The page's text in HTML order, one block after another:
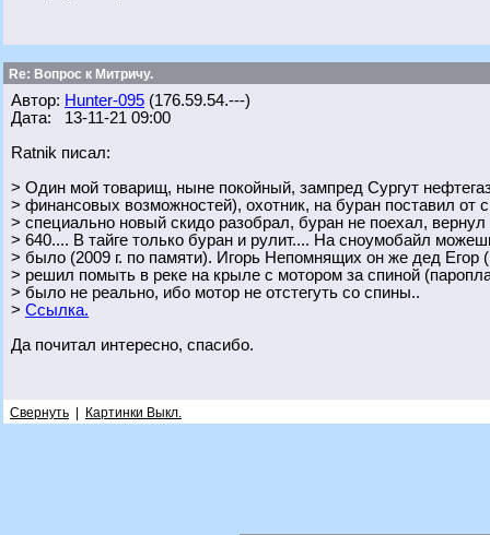
Re: Вопрос к Митричу.
Автор: Hunter-095 (176.59.54.---)
Дата: 13-11-21 09:00
Ratnik писал:
> Один мой товарищ, ныне покойный, зампред Сургут
> финансовых возможностей), охотник, на буран поставил от
> специально новый скидо разобрал, буран не поехал, вернул
> 640.... В тайге только буран и рулит.... На сноумобайл
> было (2009 г. по памяти). Игорь Непомнящих он же дед Егор
> решил помыть в реке на крыле с мотором за спиной
> было не реально, ибо мотор не отстегуть со спины..
> Ссылка.
Да почитал интересно, спасибо.
Свернуть Картинки Выкл.